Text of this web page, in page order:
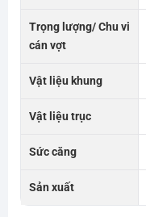
Trọng lượng/ Chu vi
cán vợt
Vật liệu khung
Vật liệu trục
Sức căng
Sản xuất